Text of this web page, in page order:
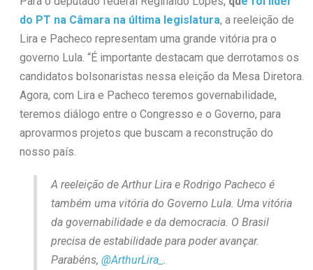
do PT na Câmara na última legislatura, a reeleição de
Lira e Pacheco representam uma grande vitória pra o
governo Lula. “É importante destacam que derrotamos os
candidatos bolsonaristas nessa eleição da Mesa Diretora.
Agora, com Lira e Pacheco teremos governabilidade,
teremos diálogo entre o Congresso e o Governo, para
aprovarmos projetos que buscam a reconstrução do
nosso país.
A reeleição de Arthur Lira e Rodrigo Pacheco é
também uma vitória do Governo Lula. Uma vitória
da governabilidade e da democracia. O Brasil
precisa de estabilidade para poder avançar.
Parabéns, @ArthurLira_